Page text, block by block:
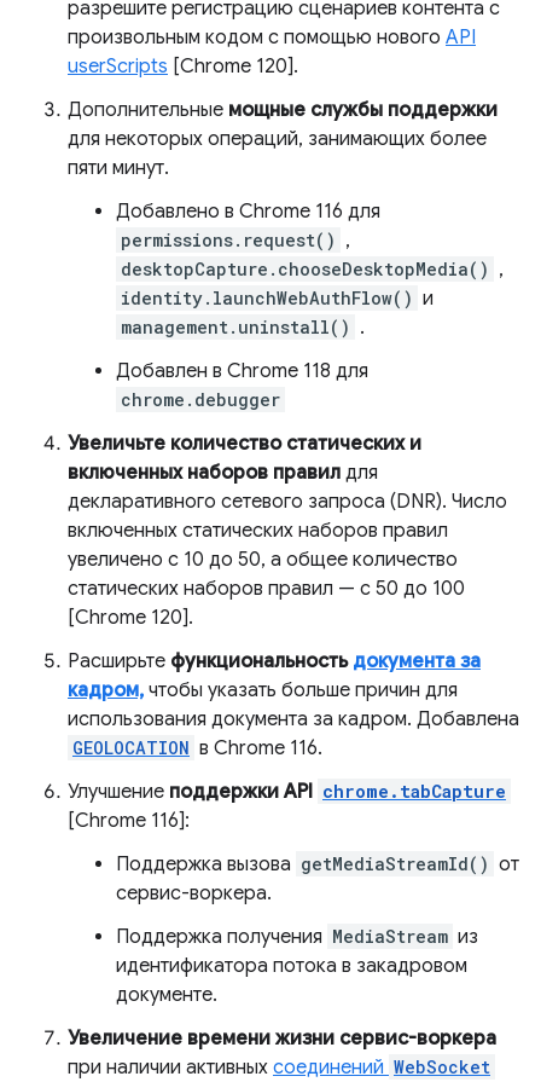
разрешите регистрацию сценариев контента с
произвольным кодом с помощью нового API
userScripts [Chrome 120].
Дополнительные мощные службы поддержки
для некоторых операций, занимающих более
пяти минут.
Добавлено в Chrome 116 для
permissions.request() ,
desktopCapture.chooseDesktopMedia() ,
identity.launchWebAuthFlow() и
management.uninstall() .
Добавлен в Chrome 118 для
chrome.debugger
Увеличьте количество статических и
включенных наборов правил для
декларативного сетевого запроса (DNR). Число
включенных статических наборов правил
увеличено с 10 до 50, а общее количество
статических наборов правил — с 50 до 100
[Chrome 120].
Расширьте функциональность документа за
кадром, чтобы указать больше причин для
использования документа за кадром. Добавлена
GEOLOCATION в Chrome 116.
Улучшение поддержки API chrome.tabCapture
[Chrome 116]:
Поддержка вызова getMediaStreamId() от
сервис-воркера.
Поддержка получения MediaStream из
идентификатора потока в закадровом
документе.
Увеличение времени жизни сервис-воркера
при наличии активных соединений WebSocket